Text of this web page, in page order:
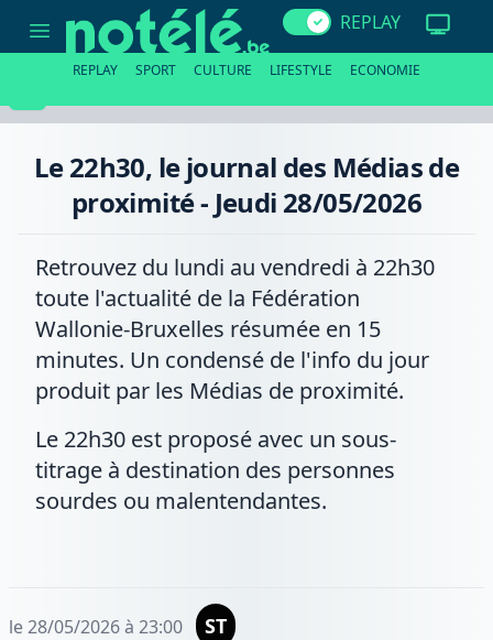
22h30,
de
REPLAY
REPLAY SPORT CULTURE LIFESTYLE ECONOMIE
Le 22h30, le journal des Médias de
proximité - Jeudi 28/05/2026
Retrouvez du lundi au vendredi à 22h30
toute l'actualité de la Fédération
Wallonie-Bruxelles résumée en 15
minutes. Un condensé de l'info du jour
produit par les Médias de proximité.
Le 22h30 est proposé avec un sous-
titrage à destination des personnes
sourdes ou malentendantes.
le 28/05/2026 à 23:00 ST